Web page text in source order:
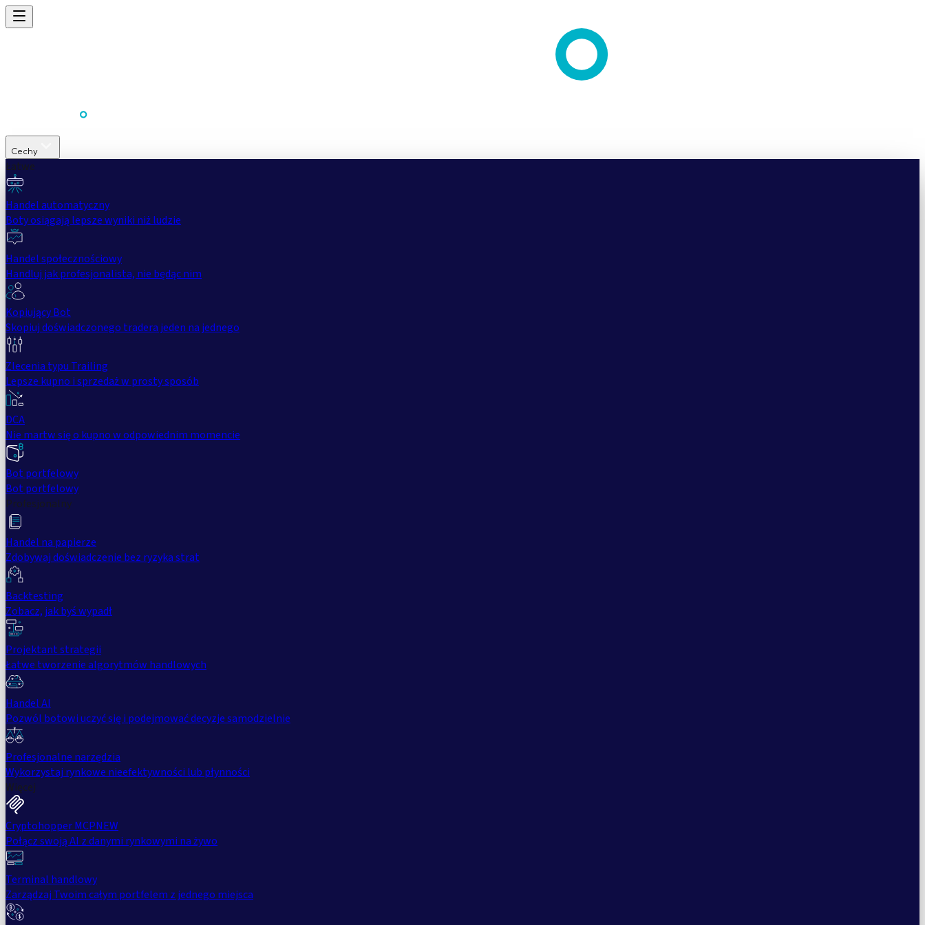
Cechy
Łatwe
Handel automatyczny
Boty osiągają lepsze wyniki niż ludzie
Handel społecznościowy
Handluj jak profesjonalista, nie będąc nim
Kopiujący Bot
Skopiuj doświadczonego tradera jeden na jednego
Zlecenia typu Trailing
Lepsze kupno i sprzedaż w prosty sposób
DCA
Nie martw się o kupno w odpowiednim momencie
Bot portfelowy
Bot portfelowy
Profesjonalny
Handel na papierze
Zdobywaj doświadczenie bez ryzyka strat
Backtesting
Zobacz, jak byś wypadł
Projektant strategii
Łatwe tworzenie algorytmów handlowych
Handel AI
Pozwól botowi uczyć się i podejmować decyzje samodzielnie
Profesjonalne narzędzia
Wykorzystaj rynkowe nieefektywności lub płynności
Więcej
Cryptohopper MCPNEW
Połącz swoją AI z danymi rynkowymi na żywo
Terminal handlowy
Zarządzaj Twoim całym portfelem z jednego miejsca